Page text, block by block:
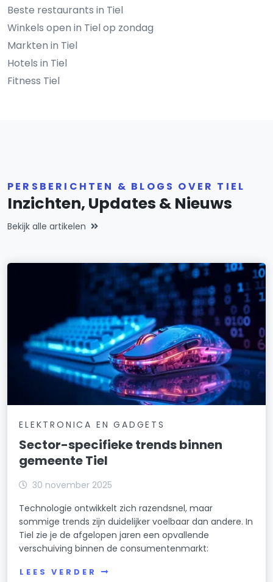
Beste restaurants in Tiel
Winkels open in Tiel op zondag
Markten in Tiel
Hotels in Tiel
Fitness Tiel
PERSBERICHTEN & BLOGS OVER TIEL
Inzichten, Updates & Nieuws
Bekijk alle artikelen
ELEKTRONICA EN GADGETS
Sector-specifieke trends binnen
gemeente Tiel
30 november 2025
Technologie ontwikkelt zich razendsnel, maar
sommige trends zijn duidelijker voelbaar dan andere. In
Tiel zie je de afgelopen jaren een opvallende
verschuiving binnen de consumentenmarkt:
LEES VERDER